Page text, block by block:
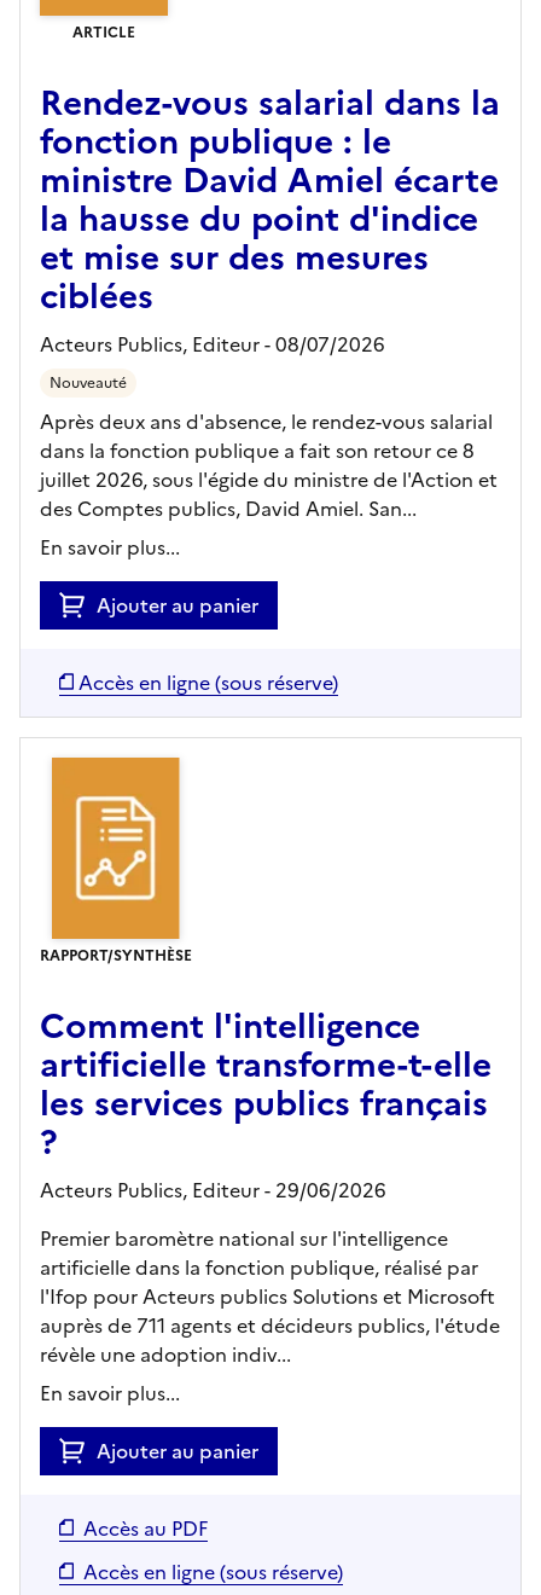
ARTICLE
Rendez-vous salarial dans la
fonction publique : le
ministre David Amiel écarte
la hausse du point d'indice
et mise sur des mesures
ciblées
Acteurs Publics, Editeur- 08/07/2026
Nouveauté
Après deux ans d'absence, le rendez-vous salarial
dans la fonction publique a fait son retour ce 8
juillet 2026, sous l'égide du ministre de l'Action et
des Comptes publics, David Amiel. San...
En savoir plus...
Ajouter au panier
Accès en ligne (sous réserve)
RAPPORT/SYNTHÈSE
Comment l'intelligence
artificielle transforme-t-elle
les services publics français
?
Acteurs Publics, Editeur- 29/06/2026
Premier baromètre national sur l'intelligence
artificielle dans la fonction publique, réalisé par
l'Ifop pour Acteurs publics Solutions et Microsoft
auprès de 711 agents et décideurs publics, l'étude
révèle une adoption indiv...
En savoir plus...
Ajouter au panier
Accès au PDF
Accès en ligne (sous réserve)